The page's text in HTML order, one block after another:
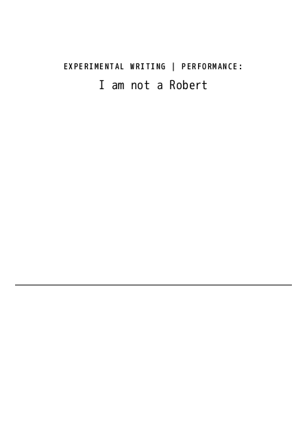
EXPERIMENTAL WRITING | PERFORMANCE :
I am not a Robert